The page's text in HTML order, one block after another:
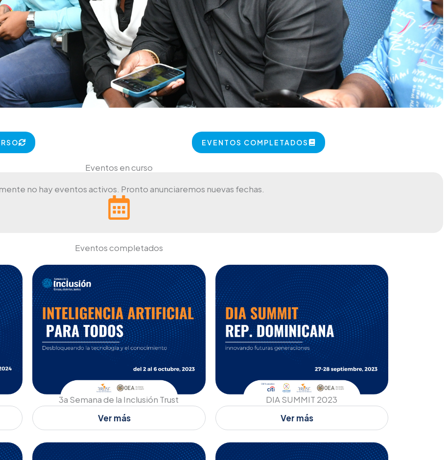
EVENTOS COMPLETADOS
Eventos en curso
no hay eventos activos. Pronto anunciaremos nuevas fechas.
Eventos completados
3a Semana de la Inclusión Trust
Ver más
DIA SUMMIT 2023
Ver más